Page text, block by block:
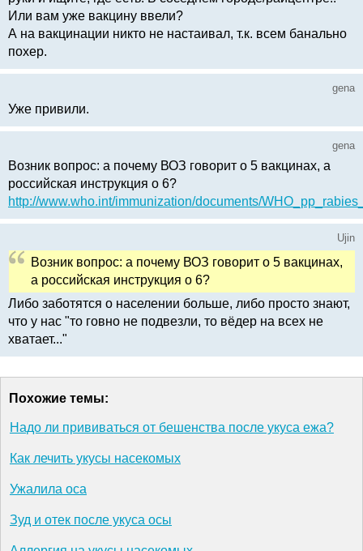
Или вам уже вакцину ввели?
А на вакцинации никто не настаивал, т.к. всем банально
похер.
gena
Уже привили.
gena
Возник вопрос: а почему ВОЗ говорит о 5 вакцинах, а
российская инструкция о 6?
http://www.who.int/immunization/documents/
Ujin
Возник вопрос: а почему ВОЗ говорит о 5 вакцинах,
а российская инструкция о 6?
Либо заботятся о населении больше, либо просто знают,
что у нас "то говно не подвезли, то вёдер на всех не
хватает..."
Похожие темы:
Надо ли прививаться от бешенства после укуса ежа?
Как лечить укусы насекомых
Ужалила оса
Зуд и отек после укуса осы